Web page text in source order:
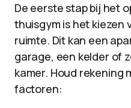
De eerste stap bij het
thuisgym is het kiezen
ruimte. Dit kan een
garage, een kelder of
kamer. Houd rekening
factoren: